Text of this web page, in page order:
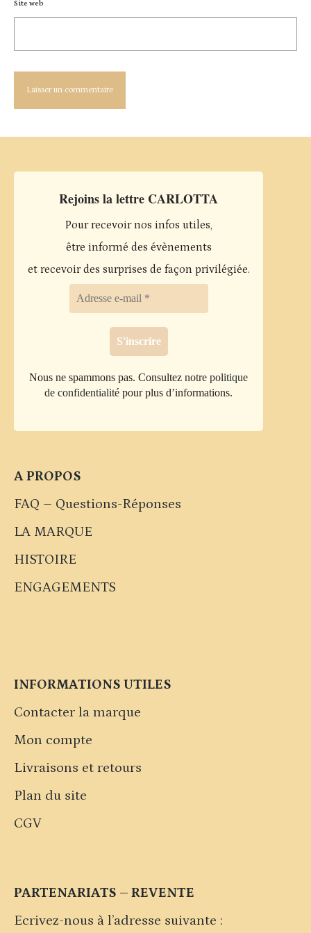
Site web
Rejoins la lettre CARLOTTA
Pour recevoir nos infos utiles,
être informé des évènements
et recevoir des surprises de façon privilégiée.
Nous ne spammons pas. Consulteznotre politique
de confidentialité pour plus d’informations.
A PROPOS
FAQ – Questions-Réponses
LA MARQUE
HISTOIRE
ENGAGEMENTS
INFORMATIONS UTILES
Contacter la marque
Mon compte
Livraisons et retours
Plan du site
CGV
PARTENARIATS – REVENTE
Ecrivez-nous à l’adresse suivante :